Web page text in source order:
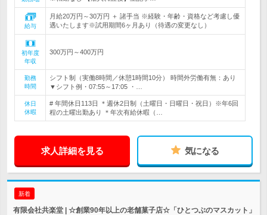
給与
月給20万円～30万円 ＋ 諸手当 ※経験・年齢・資格など考慮し優
遇いたします※試用期間6ヶ月あり（待遇の変更なし）
初年度
年収
300万円～400万円
勤務
時間
シフト制（実働8時間／休憩1時間10分） 時間外労働有無：あり
▼シフト例・07:55～17:05 ・…
休日
休暇
# 年間休日113日 ＊週休2日制（土曜日・日曜日・祝日）※年6回
程の土曜出勤あり ＊年次有給休暇（…
求人詳細を見る 気になる
新着
有限会社共楽堂 | ☆創業90年以上の老舗菓子店☆「ひとつぶのマスカット」